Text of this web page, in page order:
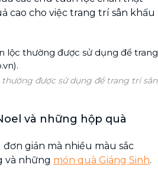
cao cho việc trang trí sân khấu
được sử dụng để trang trí sân
và những hộp quà
giản mà nhiều màu sắc
và những món quà Giáng Sinh.